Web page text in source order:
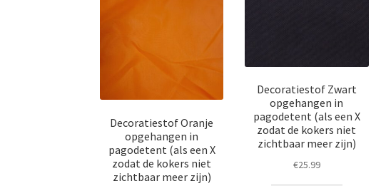
Decoratiestof Oranje
opgehangen in
pagodetent (als een X
zodat de kokers niet
zichtbaar meer zijn)
Decoratiestof Zwart
opgehangen in
pagodetent (als een X
zodat de kokers niet
zichtbaar meer zijn)
€25.99